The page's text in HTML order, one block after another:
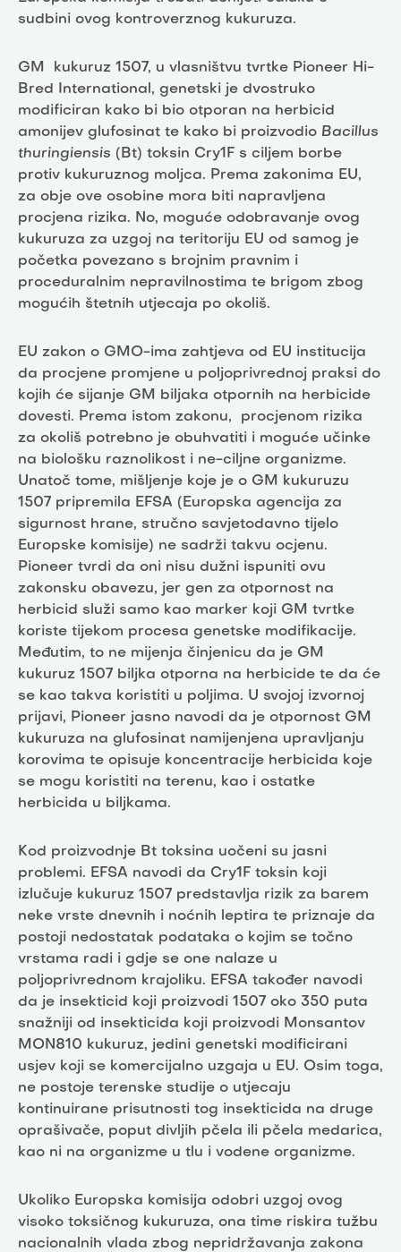
sudbini ovog kontroverznog kukuruza.
GM kukuruz 1507, u vlasništvu tvrtke Pioneer Hi-
Bred International, genetski je dvostruko
modificiran kako bi bio otporan na herbicid
amonijev glufosinat te kako bi proizvodio Bacillus
thuringiensis (Bt) toksin Cry1F s ciljem borbe
protiv kukuruznog moljca. Prema zakonima EU,
za obje ove osobine mora biti napravljena
procjena rizika. No, moguće odobravanje ovog
kukuruza za uzgoj na teritoriju EU od samog je
početka povezano s brojnim pravnim i
proceduralnim nepravilnostima te brigom zbog
mogućih štetnih utjecaja po okoliš.
EU zakon o GMO-ima zahtjeva od EU institucija
da procjene promjene u poljoprivrednoj praksi do
kojih će sijanje GM biljaka otpornih na herbicide
dovesti. Prema istom zakonu, procjenom rizika
za okoliš potrebno je obuhvatiti i moguće učinke
na biološku raznolikost i ne-ciljne organizme.
Unatoč tome, mišljenje koje je o GM kukuruzu
1507 pripremila EFSA (Europska agencija za
sigurnost hrane, stručno savjetodavno tijelo
Europske komisije) ne sadrži takvu ocjenu.
Pioneer tvrdi da oni nisu dužni ispuniti ovu
zakonsku obavezu, jer gen za otpornost na
herbicid služi samo kao marker koji GM tvrtke
koriste tijekom procesa genetske modifikacije.
Međutim, to ne mijenja činjenicu da je GM
kukuruz 1507 biljka otporna na herbicide te da će
se kao takva koristiti u poljima. U svojoj izvornoj
prijavi, Pioneer jasno navodi da je otpornost GM
kukuruza na glufosinat namijenjena upravljanju
korovima te opisuje koncentracije herbicida koje
se mogu koristiti na terenu, kao i ostatke
herbicida u biljkama.
Kod proizvodnje Bt toksina uočeni su jasni
problemi. EFSA navodi da Cry1F toksin koji
izlučuje kukuruz 1507 predstavlja rizik za barem
neke vrste dnevnih i noćnih leptira te priznaje da
postoji nedostatak podataka o kojim se točno
vrstama radi i gdje se one nalaze u
poljoprivrednom krajoliku. EFSA također navodi
da je insekticid koji proizvodi 1507 oko 350 puta
snažniji od insekticida koji proizvodi Monsantov
MON810 kukuruz, jedini genetski modificirani
usjev koji se komercijalno uzgaja u EU. Osim toga,
ne postoje terenske studije o utjecaju
kontinuirane prisutnosti tog insekticida na druge
oprašivače, poput divljih pčela ili pčela medarica,
kao ni na organizme u tlu i vodene organizme.
Ukoliko Europska komisija odobri uzgoj ovog
visoko toksičnog kukuruza, ona time riskira tužbu
nacionalnih vlada zbog nepridržavanja zakona